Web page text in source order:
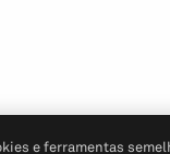
e ferramentas